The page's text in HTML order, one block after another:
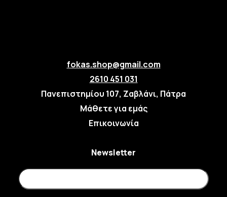
fokas.shop@gmail.com
2610 451 031
Πανεπιστημίου 107, Ζαβλάνι, Πάτρα
Μάθετε για εμάς
Επικοινωνία
Newsletter